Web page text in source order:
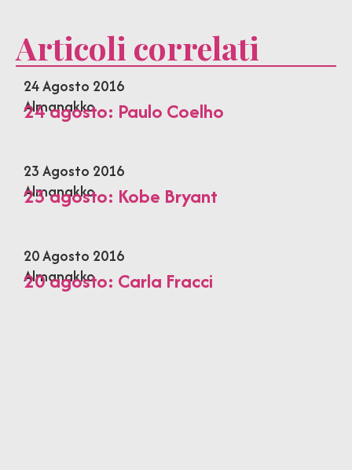
Articoli correlati
24 Agosto 2016
Almanakko
24 agosto: Paulo Coelho
23 Agosto 2016
Almanakko
23 agosto: Kobe Bryant
20 Agosto 2016
Almanakko
20 agosto: Carla Fracci